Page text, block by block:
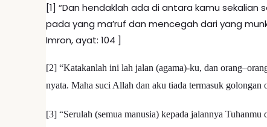
[1] “Dan hendaklah ada di antara kamu
pada yang ma’ruf dan mencegah dari yang
Imron, ayat: 104 ]
[2] “Katakanlah ini lah jalan (agama)-ku, dan
nyata. Maha suci Allah dan aku tiada termasuk
[3] “Serulah (semua manusia) kepada jalannya